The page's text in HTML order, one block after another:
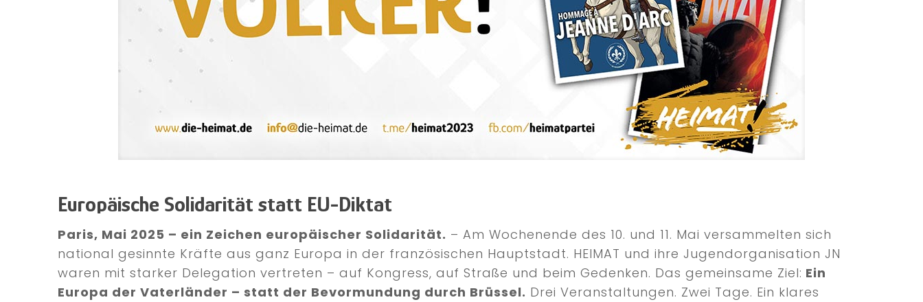
Europäische Solidarität statt EU-Diktat
Paris, Mai 2025 – ein Zeichen europäischer Solidarität. – Am Wochenende des 10. und 11. Mai versammelten sich
national gesinnte Kräfte aus ganz Europa in der französischen Hauptstadt. HEIMAT und ihre Jugendorganisation JN
waren mit starker Delegation vertreten – auf Kongress, auf Straße und beim Gedenken. Das gemeinsame Ziel: Ein
Europa der Vaterländer – statt der Bevormundung durch Brüssel. Drei Veranstaltungen. Zwei Tage. Ein klares